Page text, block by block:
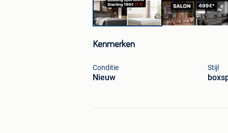
Kenmerken
Conditie
Nieuw
Stijl